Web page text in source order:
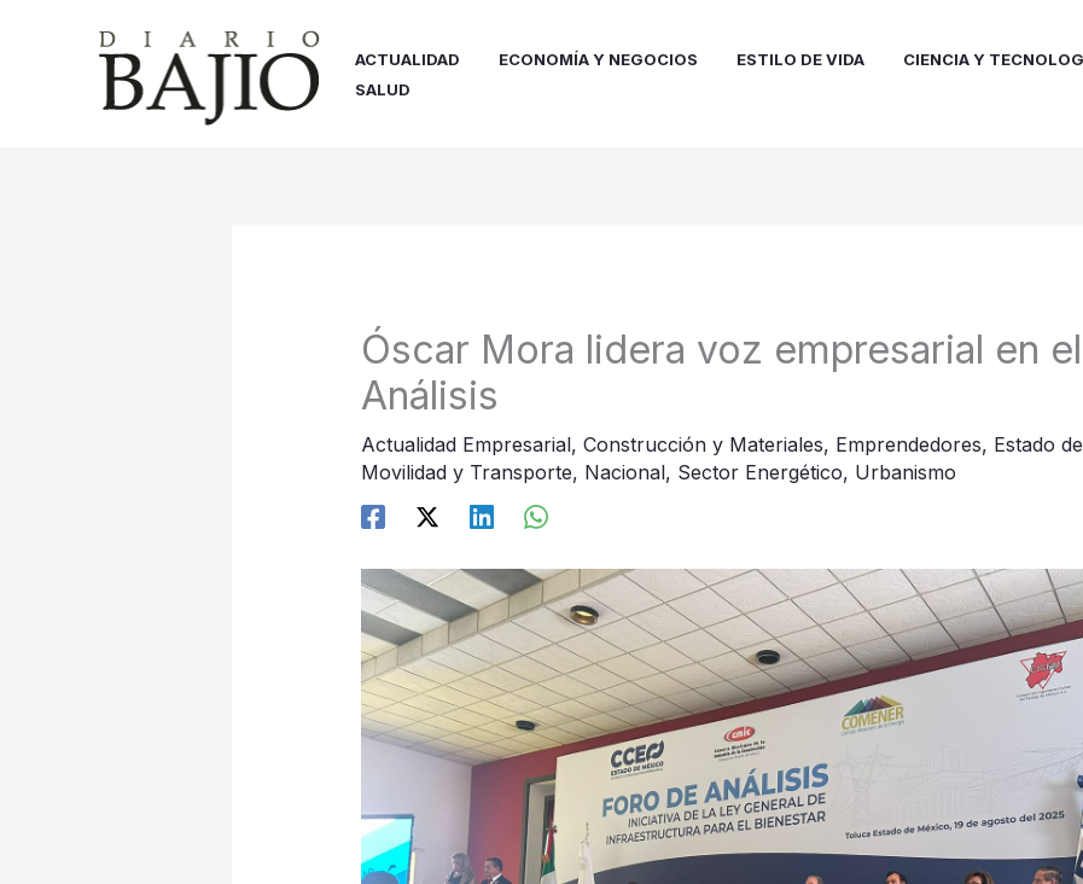
ACTUALIDAD ECONOMÍA Y NEGOCIOS ESTILO DE VIDA CIENCIA Y
SALUD
Óscar Mora lidera voz empresarial en
Análisis
Actualidad Empresarial, Construcción y Materiales, Emprendedores, Estado
Movilidad y Transporte, Nacional, Sector Energético, Urbanismo